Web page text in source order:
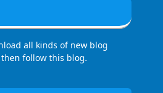
all kinds of new blog
follow this blog.